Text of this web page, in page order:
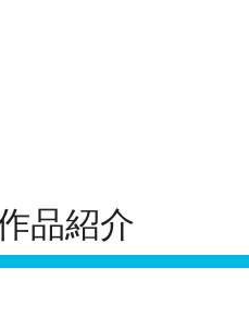
品紹介